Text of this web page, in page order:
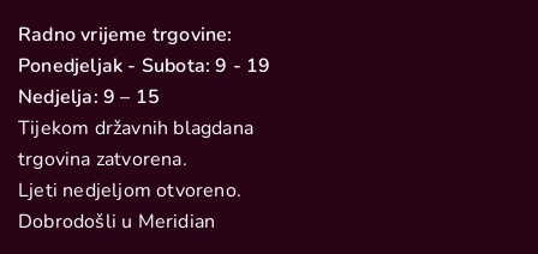
Radno vrijeme trgovine:
Ponedjeljak - Subota: 9 - 19
Nedjelja: 9 – 15
Tijekom državnih blagdana
trgovina zatvorena.
Ljeti nedjeljom otvoreno.
Dobrodošli u Meridian